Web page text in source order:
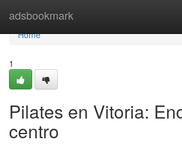
adsbookmark
Home
Home
1
Pilates en Vitoria:
centro